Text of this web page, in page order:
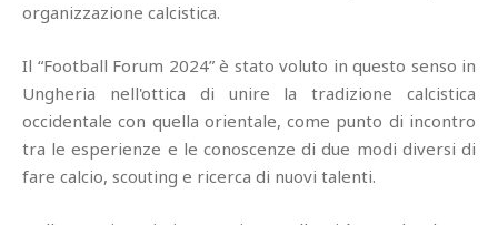
organizzazione calcistica.
Il “Football Forum 2024” è stato voluto in questo senso in
Ungheria nell'ottica di unire la tradizione calcistica
occidentale con quella orientale, come punto di incontro
tra le esperienze e le conoscenze di due modi diversi di
fare calcio, scouting e ricerca di nuovi talenti.